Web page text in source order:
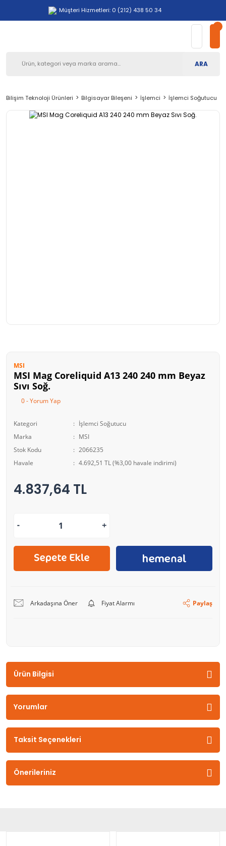
Müşteri Hizmetleri: 0 (212) 438 50 34
ARA
Bilişim Teknoloji Ürünleri Bilgisayar Bileşeni İşlemci İşlemci Soğutucu
MSI
MSI Mag Coreliquid A13 240 240 mm Beyaz
Sıvı Soğ.
0 - Yorum Yap
Kategori
İşlemci Soğutucu
Marka
MSI
Stok Kodu
2066235
Havale
4.692,51 TL (%3,00 havale indirimi)
4.837,64 TL
Arkadaşına Öner Fiyat Alarmı Paylaş
Ürün Bilgisi
Yorumlar
Taksit Seçenekleri
Önerileriniz